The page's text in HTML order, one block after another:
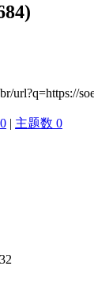
url?q=https://
| 主题数 0